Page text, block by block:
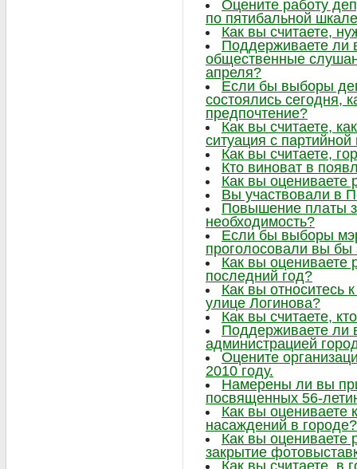
Оцените работу
по пятибальной шкале
Как вы считаете,
Поддерживаете ли
общественные
апреля?
Если бы выборы
состоялись сегодня,
предпочтение?
Как вы считаете,
ситуация с
Как вы считаете,
Кто виноват в
Как вы оцениваете
Вы участвовали в
Повышение платы
необходимость?
Если бы выборы
проголосовали вы
Как вы оцениваете
последний год?
Как вы относитесь
улице Логинова?
Как вы считаете,
Поддерживаете ли
администрацией
Оцените
2010 году.
Намерены ли вы
посвященных 56-
Как вы оцениваете
насаждений в городе?
Как вы оцениваете
закрытие
Как вы считаете, в